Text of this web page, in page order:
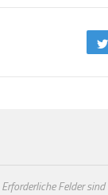
Erforderliche Felder